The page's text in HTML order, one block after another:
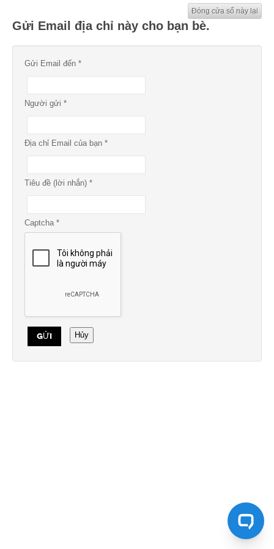
Gửi Email địa chỉ này cho bạn bè.
Đóng cửa sổ này lại
Gửi Email đến *
Người gửi *
Địa chỉ Email của bạn *
Tiêu đề (lời nhắn) *
Captcha*
GỬI Hủy